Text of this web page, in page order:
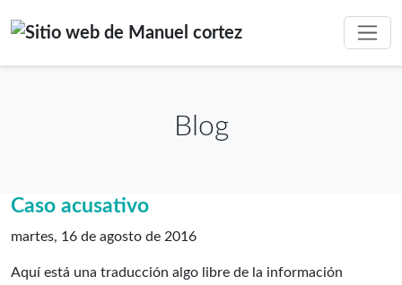
Blog
Caso acusativo
martes, 16 de agosto de 2016
Aquí está una traducción algo libre de la información